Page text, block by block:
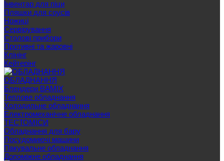
Інвентар для піци
Пляшки для соусів
Ножиці
Сервірування
Cтолові прибори
Противні та жаровні
Клінінг
Кейтерінг
ОБЛАДНАННЯ
Блендери BAMIX
Теплове обладнання
Холодильне обладнання
Електромеханічне обладнання
ТЕСТОМІСИ
Обладнання для бару
Посудомиючі машини
Пакувальне обладнання
Допоміжне обладнання